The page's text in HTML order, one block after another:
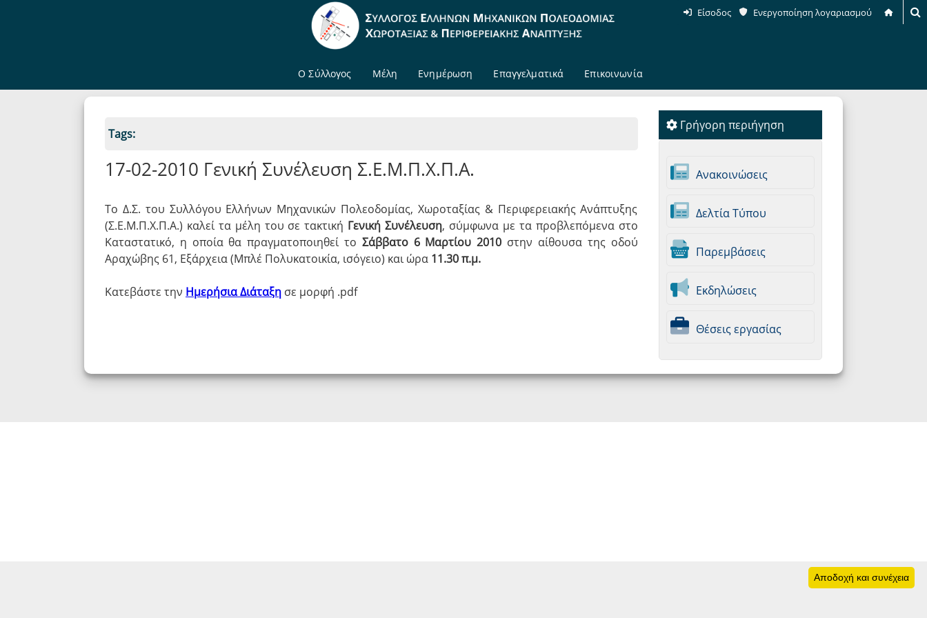
Ο Σύλλογος Μέλη Ενημέρωση Επαγγελματικά Επικοινωνία
Είσοδος Ενεργοποίηση λογαριασμού
Tags:
17-02-2010 Γενική Συνέλευση Σ.Ε.Μ.Π.Χ.Π.Α.
Το Δ.Σ. του Συλλόγου Ελλήνων Μηχανικών Πολεοδομίας, Χωροταξίας & Περιφερειακής Ανάπτυξης
(Σ.Ε.Μ.Π.Χ.Π.Α.) καλεί τα μέλη του σε τακτική Γενική Συνέλευση, σύμφωνα με τα προβλεπόμενα στο
Καταστατικό, η οποία θα πραγματοποιηθεί το Σάββατο 6 Μαρτίου 2010 στην αίθουσα της οδού
Αραχώβης 61, Εξάρχεια (Μπλέ Πολυκατοικία, ισόγειο) και ώρα 11.30 π.μ.
Κατεβάστε την Ημερήσια Διάταξη σε μορφή .pdf
Γρήγορη περιήγηση
Ανακοινώσεις
Δελτία Τύπου
Παρεμβάσεις
Εκδηλώσεις
Θέσεις εργασίας
Αποδοχή και συνέχεια